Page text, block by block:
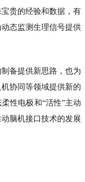
贵的经验和数据，有
态监测生理信号提供
备提供新思路，也为
协同等领域提供新的
性电极和“活性”主动
脑机接口技术的发展